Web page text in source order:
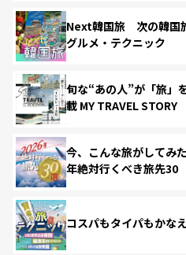
Next韓国旅 次の韓国
グルメ・テクニック
旬な“あの人”が「旅」
載 MY TRAVEL STORY
今、こんな旅がしてみ
年絶対行くべき旅先30
コスパもタイパもかな